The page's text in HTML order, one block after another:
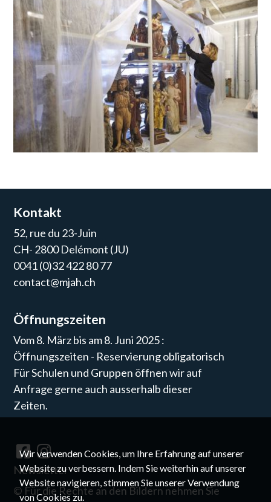
Kontakt
52, rue du 23-Juin
CH- 2800 Delémont (JU)
0041 (0)32 422 80 77
contact@mjah.ch
Öffnungszeiten
Vom 8. März bis am 8. Juni 2025 :
Öffnungszeiten - Reservierung obligatorisch
Für Schulen und Gruppen öffnen wir auf
Anfrage gerne auch ausserhalb dieser
Zeiten.
Newsletter
©Für die Rechte an den Bildern nehmen Sie
Wir verwenden Cookies, um Ihre Erfahrung auf unserer
Website zu verbessern. Indem Sie weiterhin auf unserer
Website navigieren, stimmen Sie unserer Verwendung
von Cookies zu.